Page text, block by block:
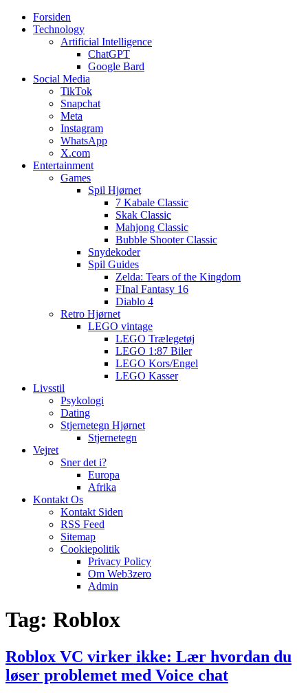
Web3zero.dk
Web3zero.dk
Forsiden
Technology
Artificial Intelligence
ChatGPT
Google Bard
Social Media
TikTok
Snapchat
Meta
Instagram
WhatsApp
X.com
Entertainment
Games
Spil Hjørnet
7 Kabale Classic
Skak Classic
Mahjong Classic
Bubble Shooter Classic
Snydekoder
Spil Guides
Zelda: Tears of the Kingdom
FInal Fantasy 16
Diablo 4
Retro Hjørnet
LEGO vintage
LEGO Trælegetøj
LEGO 1:87 Biler
LEGO Kors/Engel
LEGO Kasser
Livsstil
Psykologi
Dating
Stjernetegn Hjørnet
Stjernetegn
Vejret
Sner det i?
Europa
Afrika
Kontakt Os
Kontakt Siden
RSS Feed
Sitemap
Cookiepolitik
Privacy Policy
Om Web3zero
Admin
Tag: Roblox
Roblox VC virker ikke: Lær hvordan du
løser problemet med Voice chat